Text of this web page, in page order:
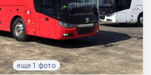
еще 1 фото